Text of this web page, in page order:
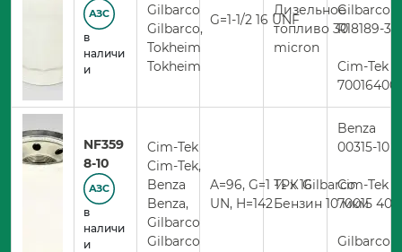
АЗС
в
наличи
и
Gilbarco
Gilbarco,
Tokheim
Tokheim
G=1-1/2 16 UNF
Дизельное
топливо 30
micron
Gilbarco
R18189-
Cim-Tek
NF359
8-10
АЗС
в
наличи
и
Cim-Tek
Cim-Tek,
Benza
Benza,
Gilbarco
Gilbarco
A=96, G=1 ½ х 16
UN, H=142
ТРК Gilbarco
Бензин 10 мкм
Benza
00315-10
Cim-Tek
70015
Gilbarco